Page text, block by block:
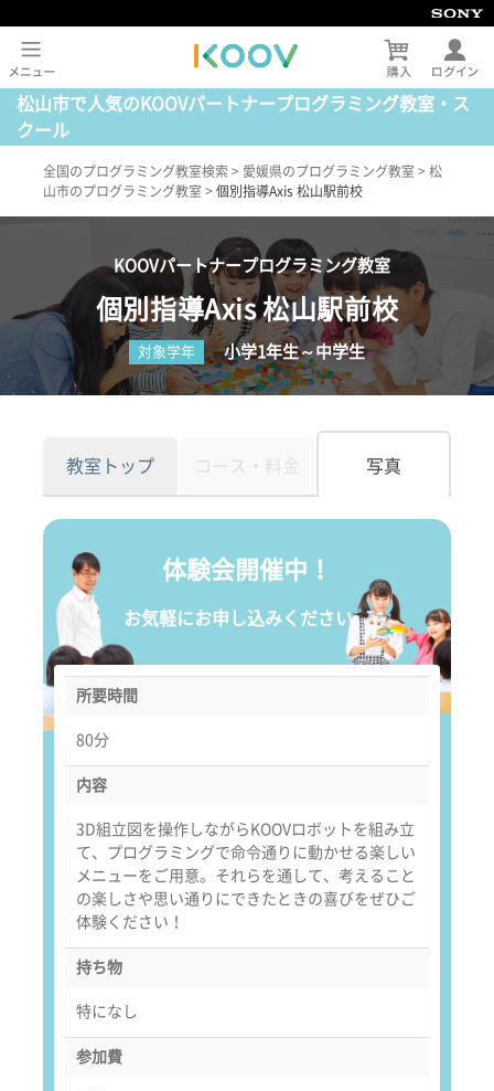
松山市で人気のKOOVパートナープログラミング教室・ス
クール
全国のプログラミング教室検索 > 愛媛県のプログラミング教室 > 松
山市のプログラミング教室 > 個別指導Axis 松山駅前校
KOOVパートナープログラミング教室
個別指導Axis 松山駅前校
対象学年 小学1年生～中学生
教室トップ コース・料金 写真
体験会開催中！
お気軽にお申し込みください。
所要時間
80分
内容
3D組立図を操作しながらKOOVロボットを組み立
て、プログラミングで命令通りに動かせる楽しい
メニューをご用意。それらを通して、考えること
の楽しさや思い通りにできたときの喜びをぜひご
体験ください！
持ち物
特になし
参加費